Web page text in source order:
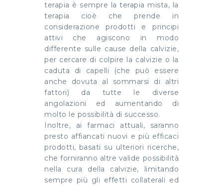
terapia è sempre la terapia mista, la
terapia cioè che prende in
considerazione prodotti e principi
attivi che agiscono in modo
differente sulle cause della calvizie,
per cercare di colpire la calvizie o la
caduta di capelli (che può essere
anche dovuta al sommarsi di altri
fattori) da tutte le diverse
angolazioni ed aumentando di
molto le possibilità di successo.
Inoltre, ai farmaci attuali, saranno
presto affiancati nuovi e più efficaci
prodotti, basati su ulteriori ricerche,
che forniranno altre valide possibilità
nella cura della calvizie, limitando
sempre più gli effetti collaterali ed